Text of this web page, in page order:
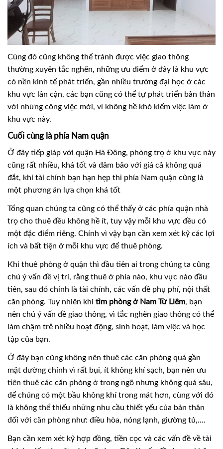
Cùng đó cũng không thể tránh được việc giao thông
thường xuyên tắc nghẽn, những ưu điểm ở đây là khu vực
có nền kinh tế phát triển, gần nhiều trường đại học ở các
khu vực lân cận, các bạn cũng có thể tự phát triển bản thân
với những công việc mới, vì không hề khó kiếm việc làm ở
khu vực này.
Cuối cùng là phía Nam quận
Ở đây tiếp giáp với quận Hà Đông, phòng trọ ở khu vực này
cũng rất nhiều, khá tốt và đảm bảo với giá cả không quá
đắt, khi tài chính bạn hạn hẹp thì phía Nam quận cũng là
một phương án lựa chọn khá tốt
Tổng quan chúng ta cũng có thể thấy ở các phía quận nhà
trọ cho thuê đều không hề ít, tuy vậy mỗi khu vực đều có
một đặc điểm riêng. Chính vì vậy bạn cần xem xét kỹ các lợi
ích và bất tiện ở mỗi khu vực để thuê phòng.
Khi thuê phòng ở quận thì đầu tiên ai trong chúng ta cũng
chú ý vấn đề vị trí, rằng thuê ở phía nào, khu vực nào đầu
tiên, sau đó chính là tài chính, các vấn đề phụ phí, nội thất
căn phòng. Tuy nhiên khi tìm phòng ở Nam Từ Liêm, bạn
nên chú ý vấn đề giao thông, vì tắc nghẽn giao thông có thể
làm chậm trễ nhiều hoạt động, sinh hoạt, làm việc và học
tập của bạn.
Ở đây bạn cũng không nên thuê các căn phòng quá gần
mặt đường chính vì rất bụi, ít không khí sạch, bạn nên ưu
tiên thuê các căn phòng ở trong ngõ nhưng không quá sâu,
để chúng có một bầu không khí trong mát hơn, cùng với đó
là không thể thiếu những nhu cầu thiết yếu của bản thân
đối với căn phòng như: điều hòa, nóng lạnh, giường tủ,....
Bạn cần xem xét kỹ hợp đồng, tiền cọc và các vấn đề về tài